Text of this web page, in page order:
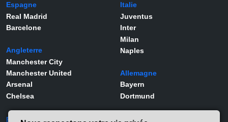
Espagne
Real Madrid
Barcelone
Angleterre
Manchester City
Manchester United
Arsenal
Chelsea
Italie
Juventus
Inter
Milan
Naples
Allemagne
Bayern
Dortmund
Portugal Joueurs